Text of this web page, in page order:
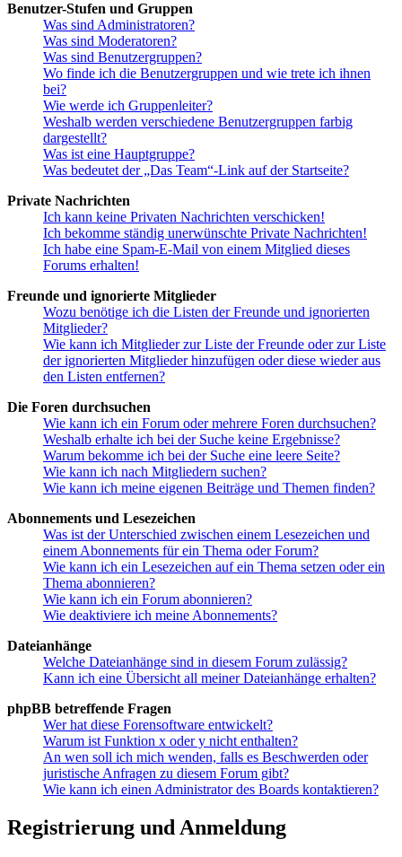
Benutzer-Stufen und Gruppen
Was sind Administratoren?
Was sind Moderatoren?
Was sind Benutzergruppen?
Wo finde ich die Benutzergruppen und wie trete ich ihnen
bei?
Wie werde ich Gruppenleiter?
Weshalb werden verschiedene Benutzergruppen farbig
dargestellt?
Was ist eine Hauptgruppe?
Was bedeutet der „Das Team“-Link auf der Startseite?
Private Nachrichten
Ich kann keine Privaten Nachrichten verschicken!
Ich bekomme ständig unerwünschte Private Nachrichten!
Ich habe eine Spam-E-Mail von einem Mitglied dieses
Forums erhalten!
Freunde und ignorierte Mitglieder
Wozu benötige ich die Listen der Freunde und ignorierten
Mitglieder?
Wie kann ich Mitglieder zur Liste der Freunde oder zur Liste
der ignorierten Mitglieder hinzufügen oder diese wieder aus
den Listen entfernen?
Die Foren durchsuchen
Wie kann ich ein Forum oder mehrere Foren durchsuchen?
Weshalb erhalte ich bei der Suche keine Ergebnisse?
Warum bekomme ich bei der Suche eine leere Seite?
Wie kann ich nach Mitgliedern suchen?
Wie kann ich meine eigenen Beiträge und Themen finden?
Abonnements und Lesezeichen
Was ist der Unterschied zwischen einem Lesezeichen und
einem Abonnements für ein Thema oder Forum?
Wie kann ich ein Lesezeichen auf ein Thema setzen oder ein
Thema abonnieren?
Wie kann ich ein Forum abonnieren?
Wie deaktiviere ich meine Abonnements?
Dateianhänge
Welche Dateianhänge sind in diesem Forum zulässig?
Kann ich eine Übersicht all meiner Dateianhänge erhalten?
phpBB betreffende Fragen
Wer hat diese Forensoftware entwickelt?
Warum ist Funktion x oder y nicht enthalten?
An wen soll ich mich wenden, falls es Beschwerden oder
juristische Anfragen zu diesem Forum gibt?
Wie kann ich einen Administrator des Boards kontaktieren?
Registrierung und Anmeldung